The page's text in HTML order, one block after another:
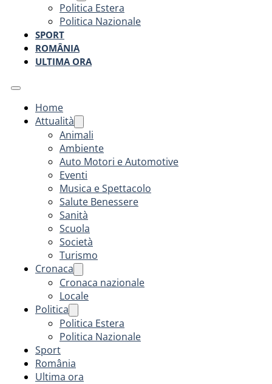
Politica Estera
Politica Nazionale
SPORT
ROMÂNIA
ULTIMA ORA
Home
Attualità
Animali
Ambiente
Auto Motori e Automotive
Eventi
Musica e Spettacolo
Salute Benessere
Sanità
Scuola
Società
Turismo
Cronaca
Cronaca nazionale
Locale
Politica
Politica Estera
Politica Nazionale
Sport
România
Ultima ora